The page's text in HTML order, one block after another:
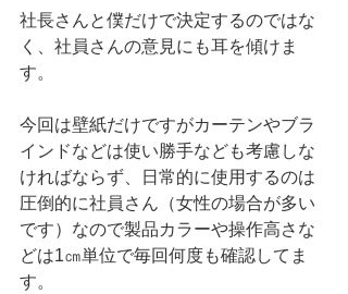
社長さんと僕だけで決定するのではな
く、社員さんの意見にも耳を傾けま
す。
今回は壁紙だけですがカーテンやブラ
インドなどは使い勝手なども考慮しな
ければならず、日常的に使用するのは
圧倒的に社員さん（女性の場合が多い
です）なので製品カラーや操作高さな
どは1㎝単位で毎回何度も確認してま
す。